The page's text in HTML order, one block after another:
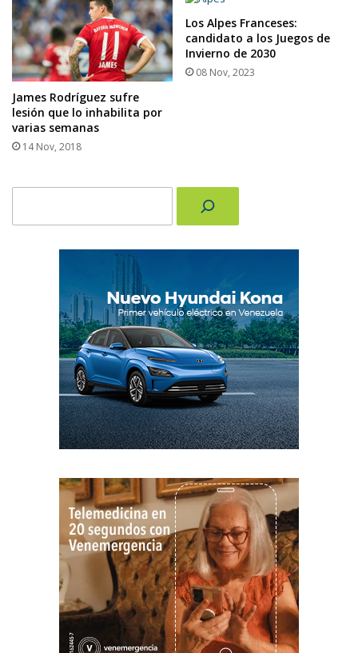
James Rodríguez sufre
lesión que lo inhabilita por
varias semanas
14 Nov, 2018
Los Alpes Franceses:
candidato a los Juegos de
Invierno de 2030
08 Nov, 2023